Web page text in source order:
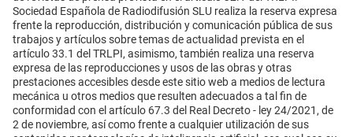
Sociedad Española de Radiodifusión SLU realiza la reserva expresa
frente la reproducción, distribución y comunicación pública de sus
trabajos y artículos sobre temas de actualidad prevista en el
artículo 33.1 del TRLPI, asimismo, también realiza una reserva
expresa de las reproducciones y usos de las obras y otras
prestaciones accesibles desde este sitio web a medios de lectura
mecánica u otros medios que resulten adecuados a tal fin de
conformidad con el artículo 67.3 del Real Decreto - ley 24/2021, de
2 de noviembre, así como frente a cualquier utilización de sus